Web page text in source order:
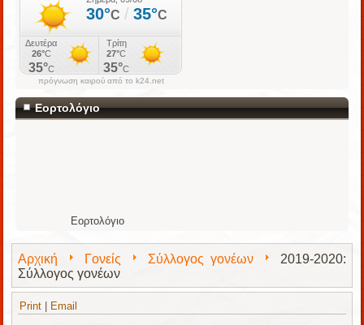
πρόγνωση καιρού από το k24.net
Εορτολόγιο
Εορτολόγιο
Αρχική Γονείς Σύλλογος γονέων
2019-2020:
Σύλλογος γονέων
Print Email